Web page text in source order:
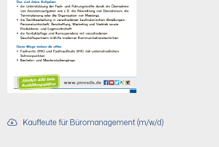
Kaufleute für Büromanagement (m/w/d)